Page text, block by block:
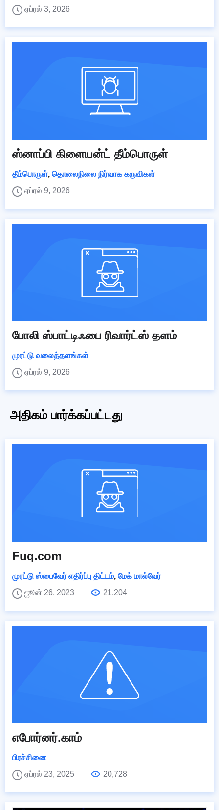
ஏப்ரல் 3, 2026
ஸ்னாப்பி கிளையன்ட் தீம்பொருள்
தீம்பொருள், தொலைநிலை நிர்வாக கருவிகள்
ஏப்ரல் 9, 2026
போலி ஸ்பாட்டிஃபை ரிவார்ட்ஸ் தளம்
முரட்டு வலைத்தளங்கள்
ஏப்ரல் 9, 2026
அதிகம் பார்க்கப்பட்டது
Fuq.com
முரட்டு ஸ்பைவேர் எதிர்ப்பு திட்டம், மேக் மால்வேர்
ஜூன் 26, 2023
21,204
எபோர்னர்.காம்
பிரச்சினை
ஏப்ரல் 23, 2025
20,728